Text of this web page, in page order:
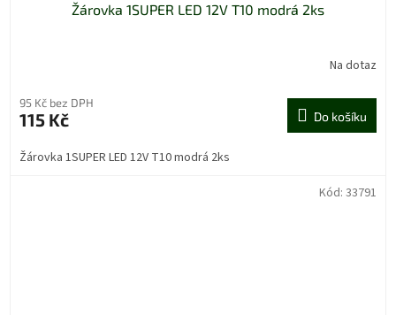
Žárovka 1SUPER LED 12V T10 modrá 2ks
Na dotaz
95 Kč bez DPH
115 Kč Do košíku
Žárovka 1SUPER LED 12V T10 modrá 2ks
Kód: 33791